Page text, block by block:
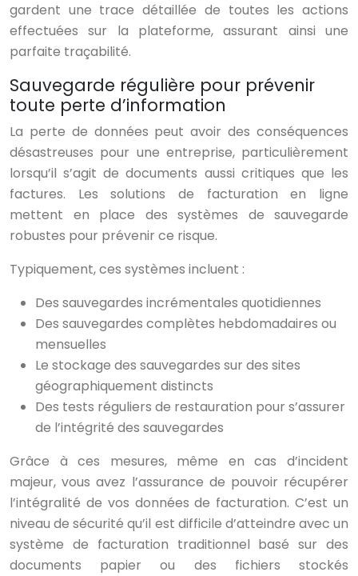
gardent une trace détaillée de toutes les actions
effectuées sur la plateforme, assurant ainsi une
parfaite traçabilité.
Sauvegarde régulière pour prévenir
toute perte d’information
La perte de données peut avoir des conséquences
désastreuses pour une entreprise, particulièrement
lorsqu’il s’agit de documents aussi critiques que les
factures. Les solutions de facturation en ligne
mettent en place des systèmes de sauvegarde
robustes pour prévenir ce risque.
Typiquement, ces systèmes incluent :
Des sauvegardes incrémentales quotidiennes
Des sauvegardes complètes hebdomadaires ou
mensuelles
Le stockage des sauvegardes sur des sites
géographiquement distincts
Des tests réguliers de restauration pour s’assurer
de l’intégrité des sauvegardes
Grâce à ces mesures, même en cas d’incident
majeur, vous avez l’assurance de pouvoir récupérer
l’intégralité de vos données de facturation. C’est un
niveau de sécurité qu’il est difficile d’atteindre avec un
système de facturation traditionnel basé sur des
documents papier ou des fichiers stockés